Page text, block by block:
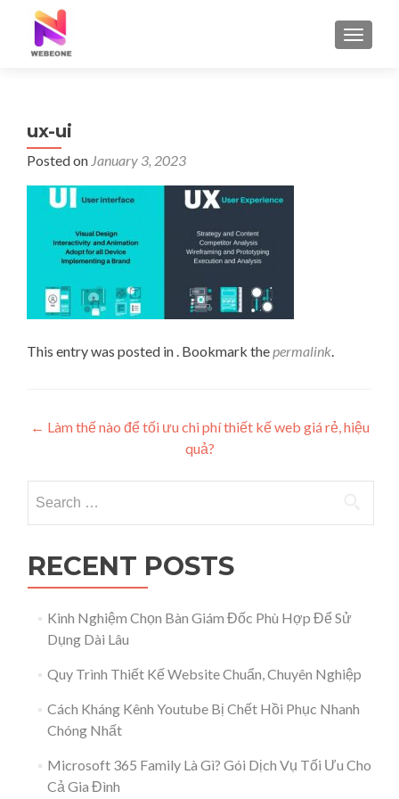
ux-ui
Posted on January 3, 2023
This entry was posted in . Bookmark thepermalink.
Post navigation
← Làm thế nào để tối ưu chi phí thiết kế web giá rẻ, hiệu
quả?
RECENT POSTS
Kinh Nghiệm Chọn Bàn Giám Đốc Phù Hợp Để Sử
Dụng Dài Lâu
Quy Trình Thiết Kế Website Chuẩn, Chuyên Nghiệp
Cách Kháng Kênh Youtube Bị Chết Hồi Phục Nhanh
Chóng Nhất
Microsoft 365 Family Là Gì? Gói Dịch Vụ Tối Ưu Cho
Cả Gia Đình